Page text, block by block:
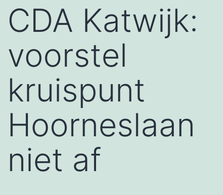
CDA Katwijk:
voorstel
kruispunt
Hoorneslaan
niet af